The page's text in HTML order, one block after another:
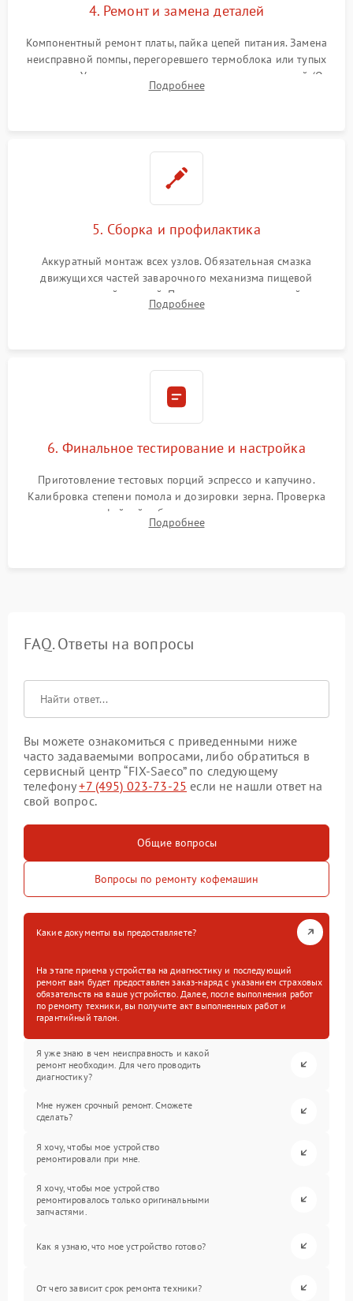
4. Ремонт и замена деталей
Компонентный ремонт платы, пайка цепей питания. Замена
неисправной помпы, перегоревшего термоблока или тупых
жерновов. Установка новых силиконовых уплотнителей (O-
ring) и тефлоновых трубок для надежного устранения
Подробнее
5. Сборка и профилактика
Аккуратный монтаж всех узлов. Обязательная смазка
движущихся частей заварочного механизма пищевой
силиконовой смазкой. Проведение программной
декальцинации и очистки системы от кофейных масел.
Подробнее
6. Финальное тестирование и настройка
Приготовление тестовых порций эспрессо и капучино.
Калибровка степени помола и дозировки зерна. Проверка
плотности кофейной таблетки, температуры напитка и
качества молочной пены. Контроль отсутствия посторонних
Подробнее
FAQ. Ответы на вопросы
Вы можете ознакомиться с приведенными ниже
часто задаваемыми вопросами, либо обратиться в
сервисный центр “FIX-Saeco” по следующему
телефону+7 (495) 023-73-25 если не нашли ответ на
свой вопрос.
Общие вопросы
Вопросы по ремонту кофемашин
Какие документы вы предоставляете?
На этапе приема устройства на диагностику и последующий
ремонт вам будет предоставлен заказ-наряд с указанием страховых
обязательств на ваше устройство. Далее, после выполнения работ
по ремонту техники, вы получите акт выполненных работ и
гарантийный талон.
Я уже знаю в чем неисправность и какой
ремонт необходим. Для чего проводить
диагностику?
Мне нужен срочный ремонт. Сможете
сделать?
Я хочу, чтобы мое устройство
ремонтировали при мне.
Я хочу, чтобы мое устройство
ремонтировалось только оригинальными
запчастями.
Как я узнаю, что мое устройство готово?
От чего зависит срок ремонта техники?